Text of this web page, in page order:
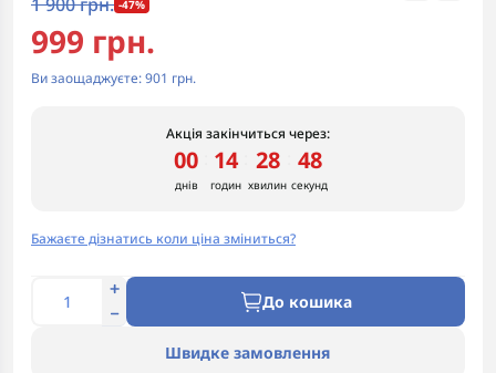
-47%
999 грн.
Ви заощаджуєте:901 грн.
Акція закінчиться через:
00
днів
14
годин
28
хвилин
47
секунд
Бажаєте дізнатись коли ціна зміниться?
До кошика
Швидке замовлення